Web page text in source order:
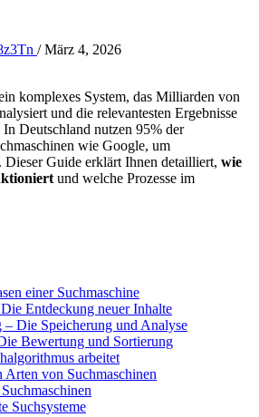
/März 4, 2026
komplexes System, das Milliarden von
und die relevantesten Ergebnisse
Deutschland nutzen 95% der
wie Google, um
Guide erklärt Ihnen detailliert, wie
und welche Prozesse im
einer Suchmaschine
Entdeckung neuer Inhalte
– Die Speicherung und Analyse
Bewertung und Sortierung
arbeitet
Arten von Suchmaschinen
Suchsysteme